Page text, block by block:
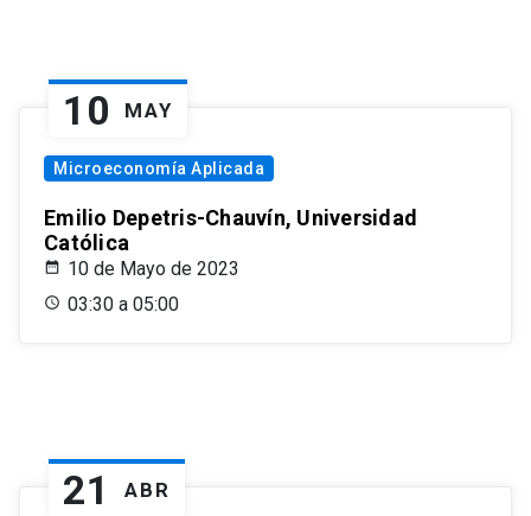
10 MAY
Microeconomía Aplicada
Emilio Depetris-Chauvín, Universidad
Católica
10 de Mayo de 2023
03:30 a 05:00
21 ABR